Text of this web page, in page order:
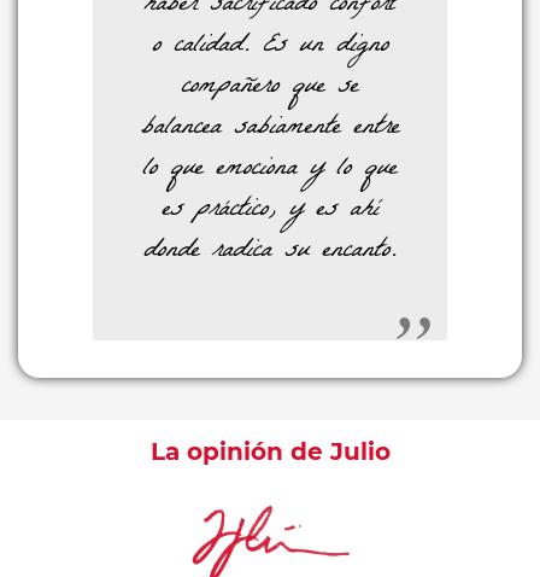
o calidad. Es un digno
compañero que se
balancea sabiamente entre
lo que emociona y lo que
es práctico, y es ahí
donde radica su encanto.
La opinión de Julio